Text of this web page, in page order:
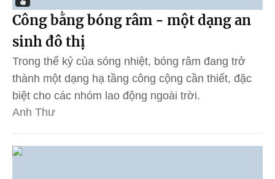
Công bằng bóng râm - một dạng an
sinh đô thị
Trong thế kỷ của sóng nhiệt, bóng râm đang trở
thành một dạng hạ tầng công cộng cần thiết, đặc
biệt cho các nhóm lao động ngoài trời.
Anh Thư